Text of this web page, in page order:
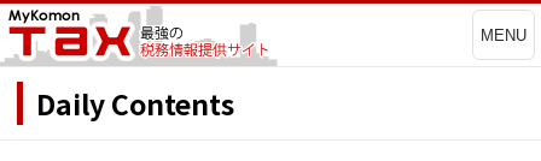
MENU
Daily Contents